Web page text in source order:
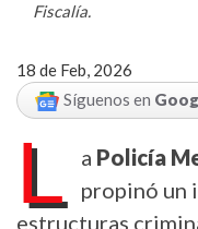
Fiscalía.
18 de Feb, 2026
Síguenos en
L a Policía
propinó un
estructuras